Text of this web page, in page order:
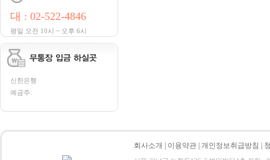
대 : 02-522-4846
평일 오전 10시 ~ 오후 6시
신한은행
예금주:
회사소개 이용약관 개인정보취급방침